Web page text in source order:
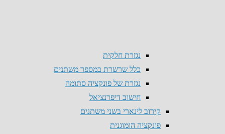
נגזרת חלקית
כלל שרשרת במספר משתנים
נגזרת של פונקציה סתומה
חישוב דיפרנציאל
קירוב לינארי בשני משתנים
פונקציה הומוגנית